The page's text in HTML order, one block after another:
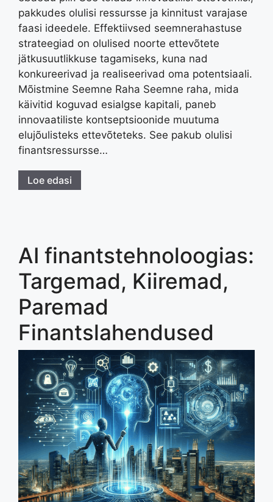
pakkudes olulisi ressursse ja kinnitust varajase
faasi ideedele. Effektiivsed seemnerahastuse
strateegiad on olulised noorte ettevõtete
jätkusuutlikkuse tagamiseks, kuna nad
konkureerivad ja realiseerivad oma potentsiaali.
Mõistmine Seemne Raha Seemne raha, mida
käivitid koguvad esialgse kapitali, paneb
innovaatiliste kontseptsioonide muutuma
elujõulisteks ettevõteteks. See pakub olulisi
finantsressursse…
Loe edasi
AI finantstehnoloogias:
Targemad, Kiiremad,
Paremad
Finantslahendused